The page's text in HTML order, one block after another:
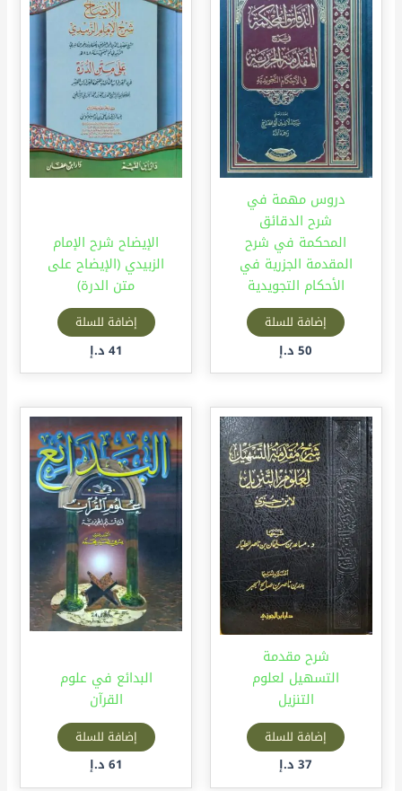
دروس مهمة في
شرح الدقائق
المحكمة في شرح
المقدمة الجزرية في
الأحكام التجويدية
إضافة للسلة
50 د.إ
الإيضاح شرح الإمام
الزبيدي (الإيضاح على
متن الدرة)
إضافة للسلة
41 د.إ
شرح مقدمة
التسهيل لعلوم
التنزيل
إضافة للسلة
37 د.إ
البدائع في علوم
القرآن
إضافة للسلة
61 د.إ